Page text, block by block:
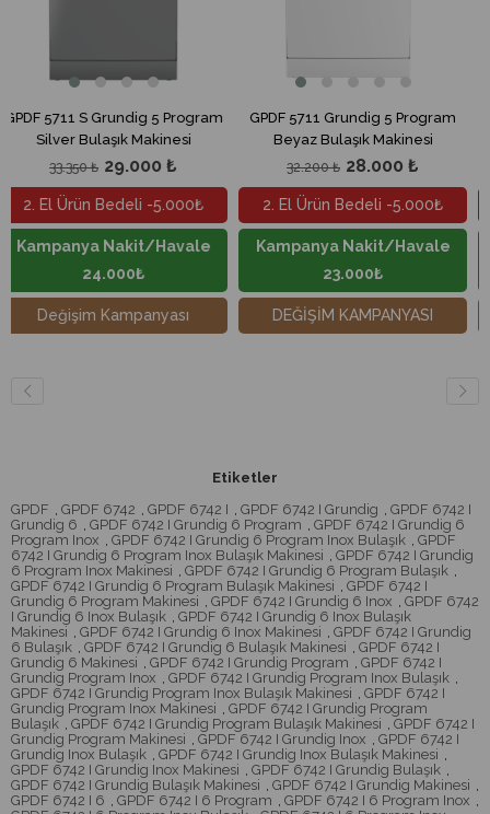
5 Program
-5.000₺
Havale
GPDF 5711 Grundig 5 Program
Beyaz Bulaşık Makinesi
28.000 ₺
32.200 ₺
2. El Ürün Bedeli -5.000₺
Kampanya Nakit/Havale
DEĞİŞİM KAMPANYASI
GPDF 6732
Beyaz Bulaşık
35.650 ₺
2. El Ürün
Kampanya
DEĞİŞİM
Etiketler
GPDF , GPDF 6742 , GPDF 6742 I , GPDF 6742 I Grundig , GPDF 6742 I
Grundig 6 , GPDF 6742 I Grundig 6 Program , GPDF 6742 I Grundig 6
Program Inox , GPDF 6742 I Grundig 6 Program Inox Bulaşık , GPDF
6742 I Grundig 6 Program Inox Bulaşık Makinesi , GPDF 6742 I Grundig
6 Program Inox Makinesi , GPDF 6742 I Grundig 6 Program Bulaşık ,
GPDF 6742 I Grundig 6 Program Bulaşık Makinesi , GPDF 6742 I
Grundig 6 Program Makinesi , GPDF 6742 I Grundig 6 Inox , GPDF 6742
I Grundig 6 Inox Bulaşık , GPDF 6742 I Grundig 6 Inox Bulaşık
Makinesi , GPDF 6742 I Grundig 6 Inox Makinesi , GPDF 6742 I Grundig
6 Bulaşık , GPDF 6742 I Grundig 6 Bulaşık Makinesi , GPDF 6742 I
Grundig 6 Makinesi , GPDF 6742 I Grundig Program , GPDF 6742 I
Grundig Program Inox , GPDF 6742 I Grundig Program Inox Bulaşık ,
GPDF 6742 I Grundig Program Inox Bulaşık Makinesi , GPDF 6742 I
Grundig Program Inox Makinesi , GPDF 6742 I Grundig Program
Bulaşık , GPDF 6742 I Grundig Program Bulaşık Makinesi , GPDF 6742 I
Grundig Program Makinesi , GPDF 6742 I Grundig Inox , GPDF 6742 I
Grundig Inox Bulaşık , GPDF 6742 I Grundig Inox Bulaşık Makinesi ,
GPDF 6742 I Grundig Inox Makinesi , GPDF 6742 I Grundig Bulaşık ,
GPDF 6742 I Grundig Bulaşık Makinesi , GPDF 6742 I Grundig Makinesi ,
GPDF 6742 I 6 , GPDF 6742 I 6 Program , GPDF 6742 I 6 Program Inox ,